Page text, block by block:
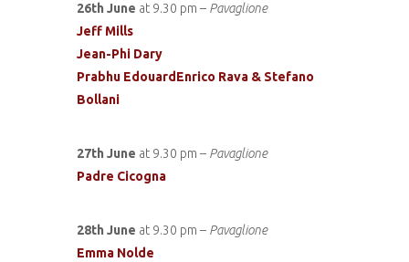
26th June at 9.30 pm – Pavaglione
Jeff Mills
Jean-Phi Dary
Prabhu EdouardEnrico Rava & Stefano
Bollani
27th June at 9.30 pm – Pavaglione
Padre Cicogna
28th June at 9.30 pm – Pavaglione
Emma Nolde